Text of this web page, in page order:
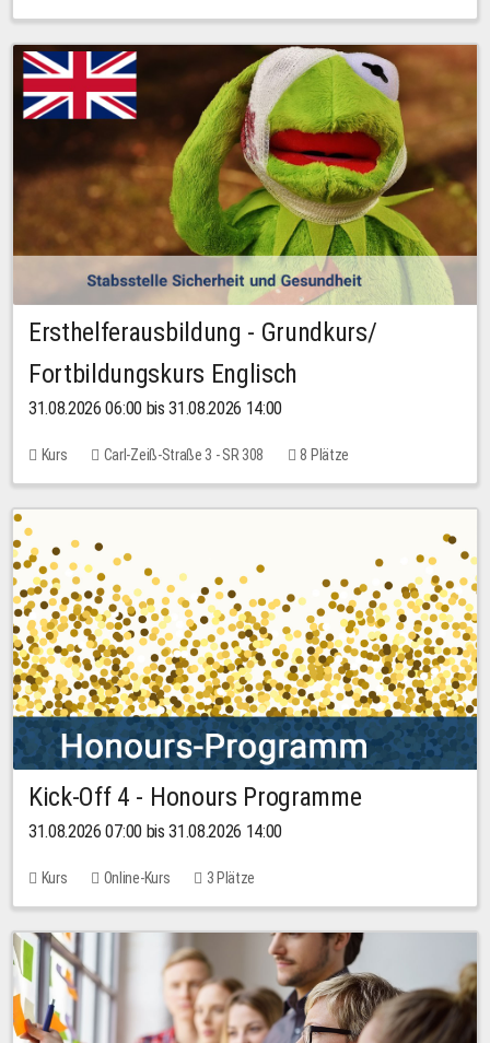
Keine freien Plätze
Ersthelferausbildung - Grundkurs/
Fortbildungskurs Englisch
31.08.2026 06:00 bis 31.08.2026 14:00
Kurs Carl-Zeiß-Straße 3 - SR 308 8 Plätze
Kick-Off 4 - Honours Programme
31.08.2026 07:00 bis 31.08.2026 14:00
Kurs Online-Kurs 3 Plätze